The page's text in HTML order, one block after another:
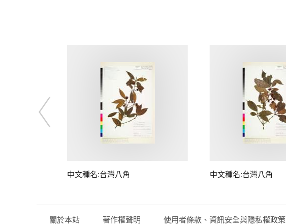
中文種名:台灣八角 中文種名:台灣八角
關於本站 著作權聲明 使用者條款、資訊安全與隱私權政策